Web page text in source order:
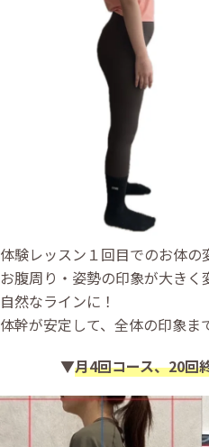
体験レッスン１回目でのお体の
お腹周り・姿勢の印象が大き
自然なラインに！
体幹が安定して、全体の印象ま
▼月4回コース、20回